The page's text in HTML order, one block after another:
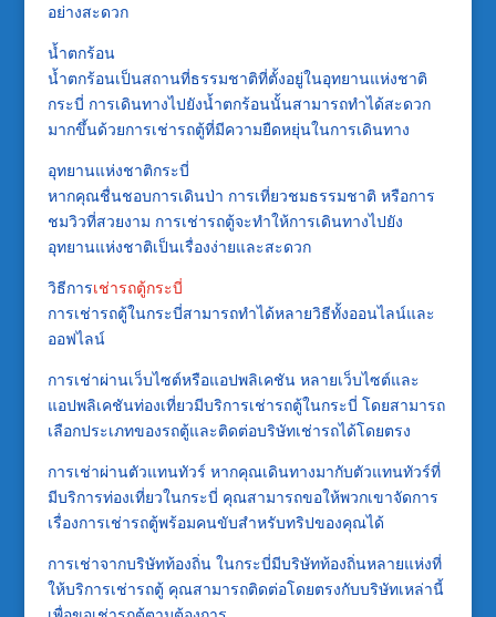
อย่างสะดวก
น้ำตกร้อน
น้ำตกร้อนเป็นสถานที่ธรรมชาติที่ตั้งอยู่ในอุทยานแห่งชาติ
กระบี่ การเดินทางไปยังน้ำตกร้อนนั้นสามารถทำได้สะดวก
มากขึ้นด้วยการเช่ารถตู้ที่มีความยืดหยุ่นในการเดินทาง
อุทยานแห่งชาติกระบี่
หากคุณชื่นชอบการเดินป่า การเที่ยวชมธรรมชาติ หรือการ
ชมวิวที่สวยงาม การเช่ารถตู้จะทำให้การเดินทางไปยัง
อุทยานแห่งชาติเป็นเรื่องง่ายและสะดวก
วิธีการเช่ารถตู้กระบี่
การเช่ารถตู้ในกระบี่สามารถทำได้หลายวิธีทั้งออนไลน์และ
ออฟไลน์
การเช่าผ่านเว็บไซต์หรือแอปพลิเคชัน หลายเว็บไซต์และ
แอปพลิเคชันท่องเที่ยวมีบริการเช่ารถตู้ในกระบี่ โดยสามารถ
เลือกประเภทของรถตู้และติดต่อบริษัทเช่ารถได้โดยตรง
การเช่าผ่านตัวแทนทัวร์ หากคุณเดินทางมากับตัวแทนทัวร์ที่
มีบริการท่องเที่ยวในกระบี่ คุณสามารถขอให้พวกเขาจัดการ
เรื่องการเช่ารถตู้พร้อมคนขับสำหรับทริปของคุณได้
การเช่าจากบริษัทท้องถิ่น ในกระบี่มีบริษัทท้องถิ่นหลายแห่งที่
ให้บริการเช่ารถตู้ คุณสามารถติดต่อโดยตรงกับบริษัทเหล่านี้